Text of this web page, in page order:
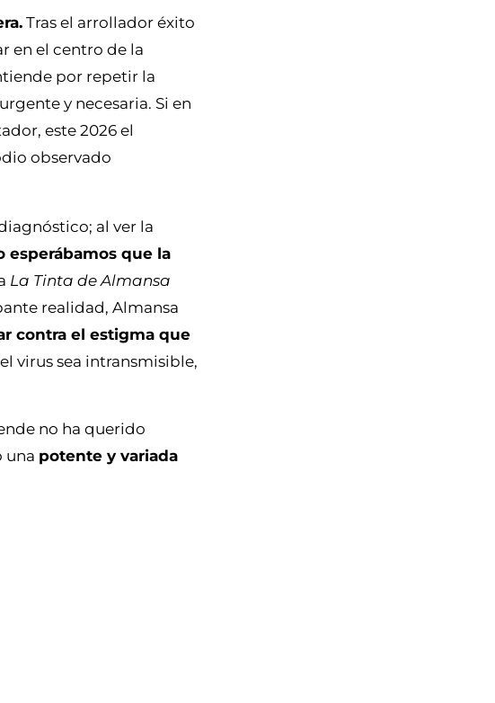
Tras el arrollador éxito
en el centro de la
por repetir la
y necesaria. Si en
este 2026 el
observado
al ver la
esperábamos que la
La Tinta de Almansa
realidad, Almansa
contra el estigma que
virus sea intransmisible,
no ha querido
una potente y variada